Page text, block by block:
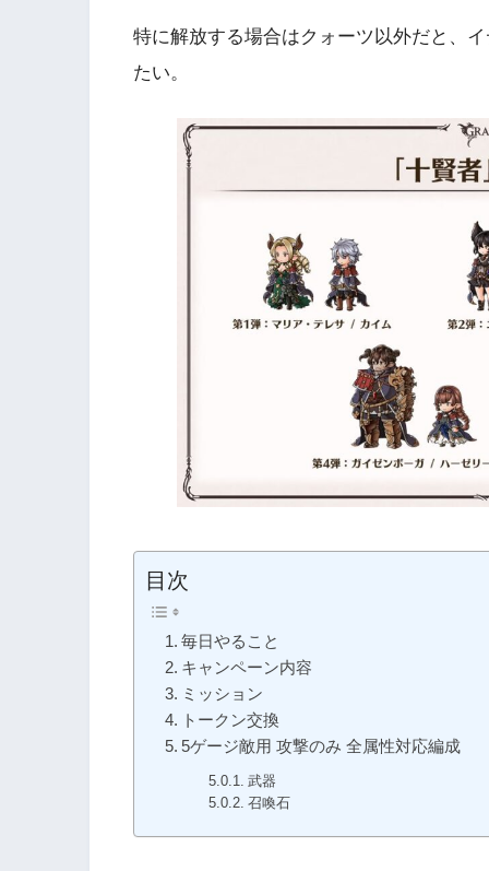
特に解放する場合はクォーツ以外だと、
たい。
目次
毎日やること
キャンペーン内容
ミッション
トークン交換
5ゲージ敵用 攻撃のみ 全属性対応編成
武器
召喚石